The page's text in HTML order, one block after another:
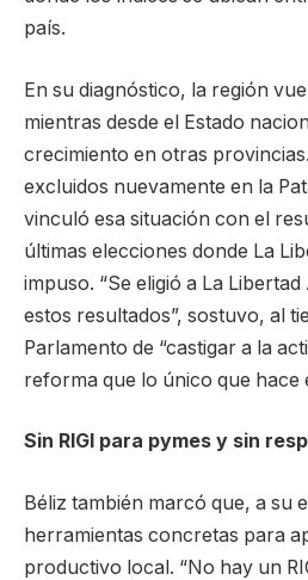
país.
En su diagnóstico, la región
mientras desde el Estado
crecimiento en otras
excluidos nuevamente en la
vinculó esa situación con el
últimas elecciones donde La
impuso. “Se eligió a La
estos resultados”, sostuvo, al
Parlamento de “castigar a la
reforma que lo único que hace
Sin RIGI para pymes y sin
Béliz también marcó que, a su
herramientas concretas para
productivo local. “No hay un